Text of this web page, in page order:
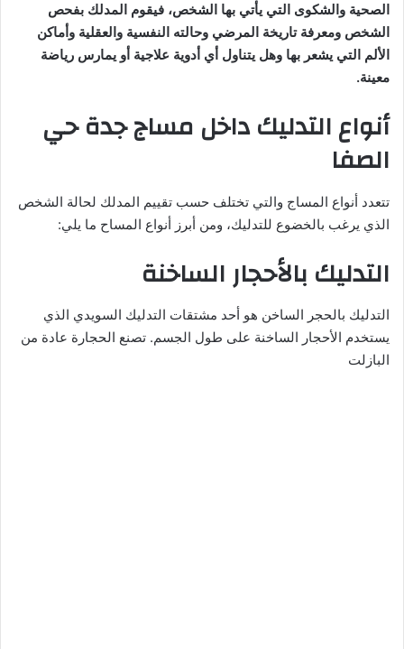
ن
ي
ا
الصحية والشكوى التي يأتي بها الشخص، فيقوم المدلك بفحص
الشخص ومعرفة تاريخة المرضي وحالته النفسية والعقلية وأماكن
الألم التي يشعر بها وهل يتناول أي أدوية علاجية أو يمارس رياضة
معينة.
أنواع التدليك داخل مساج جدة حي
الصفا
تتعدد أنواع المساج والتي تختلف حسب تقييم المدلك لحالة الشخص
الذي يرغب بالخضوع للتدليك، ومن أبرز أنواع المساح ما يلي:
التدليك بالأحجار الساخنة
التدليك بالحجر الساخن هو أحد مشتقات التدليك السويدي الذي
يستخدم الأحجار الساخنة على طول الجسم. تصنع الحجارة عادة من
البازلت